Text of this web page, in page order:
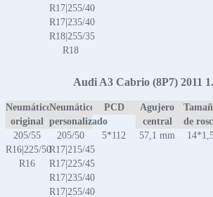
R17|255/40
R17|235/40
R18|255/35
R18
Audi A3 Cabrio (8P7) 2011
Neumático
original
Neumático
personalizado
PCD
Agujero
central
de
205/55
R16|225/50
R16
205/50
R17|215/45
R17|225/45
R17|235/40
R17|255/40
5*112 57,1 mm